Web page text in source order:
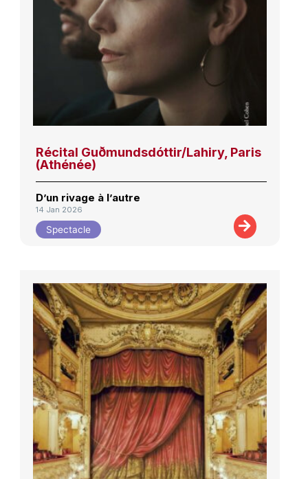
Récital Guðmundsdóttir/Lahiry, Paris
(Athénée)
D’un rivage à l’autre
14 Jan 2026
Spectacle